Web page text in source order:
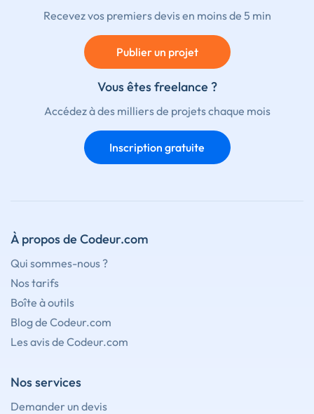
Recevez vos premiers devis en moins de 5 min
Publier un projet
Vous êtes freelance ?
Accédez à des milliers de projets chaque mois
Inscription gratuite
À propos de Codeur.com
Qui sommes-nous ?
Nos tarifs
Boîte à outils
Blog de Codeur.com
Les avis de Codeur.com
Nos services
Demander un devis